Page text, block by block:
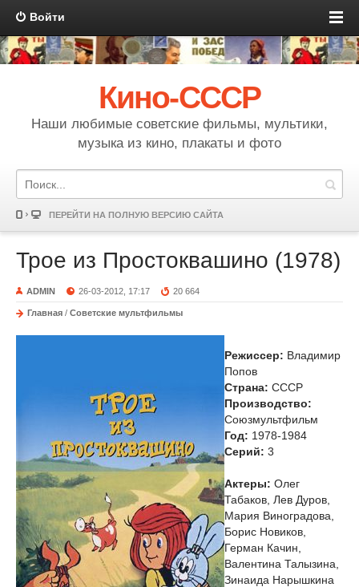
Войти
Кино-СССР
Наши любимые советские фильмы, мультики,
музыка из кино, плакаты и фото
ПЕРЕЙТИ НА ПОЛНУЮ ВЕРСИЮ САЙТА
Трое из Простоквашино (1978)
ADMIN 26-03-2012, 17:17 20 664
Главная / Советские мультфильмы
Режиссер: Владимир
Попов
Страна: СССР
Производство:
Союзмультфильм
Год: 1978-1984
Cерий: 3
Актеры: Олег
Табаков, Лев Дуров,
Мария Виноградова,
Борис Новиков,
Герман Качин,
Валентина Талызина,
Зинаида Нарышкина